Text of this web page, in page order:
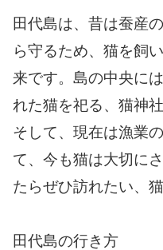
田代島は、昔は蚕産
ら守るため、猫を飼
来です。島の中央に
れた猫を祀る、猫神
そして、現在は漁業
て、今も猫は大切に
たらぜひ訪れたい、
田代島の行き方